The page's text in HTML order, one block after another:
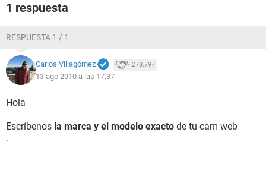
1 respuesta
RESPUESTA 1 / 1
Carlos Villagómez 278.797
13 ago 2010 a las 17:37
Hola
Escríbenos la marca y el modelo exacto de tu cam web
.